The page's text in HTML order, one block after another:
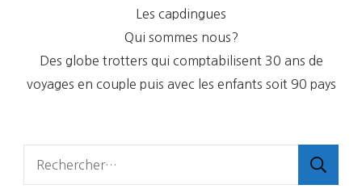
Les capdingues
Qui sommes nous?
Des globe trotters qui comptabilisent 30 ans de
voyages en couple puis avec les enfants soit 90 pays